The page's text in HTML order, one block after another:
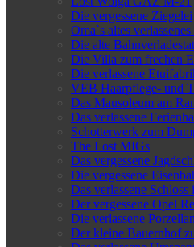
Die vergessene Ziegelei
Oma`s altes
Die alte
Die Villa zum frechen
Die verlassene
VEB Haarpflege- und
Das Mausoleum am
Das verlassene
Schotterwerk zum
The Lost MIGs
Das vergessene
Die vergessene
Das verlassene Schloss
Der vergessene Opel
Die verlassene
Der kleine Bauernhof